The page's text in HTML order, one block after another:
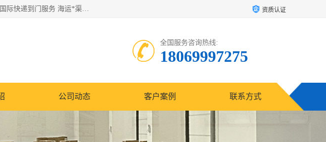
欧洲海运双清包税 美国*专线 加拿大DDP双清 墨西哥跨境空运 澳大利亚专线物流 跨境电商物流服务 国际快递到门服务 海运*渠道 一站式跨境物流解决方案 TikTok/SHEIN专线 电商平台FBA头程运输 国际铁路运输欧洲 UPS/DDHL/联邦快递跨境 美国双清到门物流 跨境*运输 资质认证
全国服务咨询热线:
18069997275
公司动态 客户案例 联系方式